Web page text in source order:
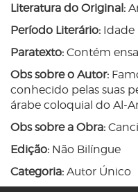
Literatura do Original:
Período Literário: Idade
Paratexto: Contém
Obs sobre o Autor:
conhecido pelas suas
árabe coloquial do Al-
Obs sobre a Obra:
Edição: Não Bilíngue
Categoria: Autor Único